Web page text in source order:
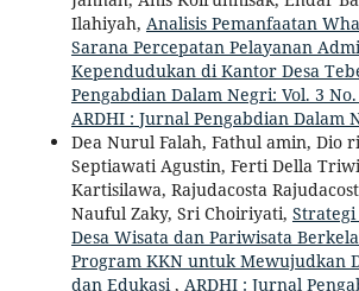
Ilahiyah, Analisis Pemanfaatan
Sarana Percepatan Pelayanan
Kependudukan di Kantor Desa
Pengabdian Dalam Negri: Vol. 3
ARDHI : Jurnal Pengabdian Dalam
Dea Nurul Falah, Fathul amin, Dio
Septiawati Agustin, Ferti Della
Kartisilawa, Rajudacosta
Nauful Zaky, Sri Choiriyati, Strategi
Desa Wisata dan Pariwisata
Program KKN untuk Mewujudkan
dan Edukasi , ARDHI : Jurnal